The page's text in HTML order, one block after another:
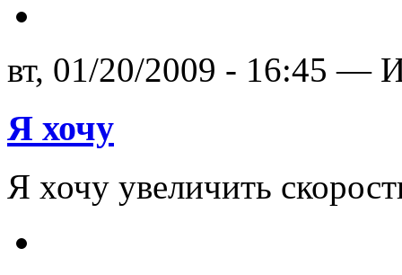
вт, 01/20/2009 - 16:45 —
Я хочу
Я хочу увеличить